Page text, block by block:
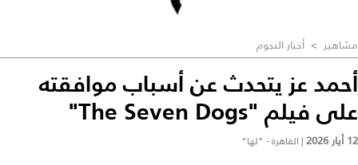
مشاهير > أخبار النجوم
أحمد عز يتحدث عن أسباب موافقته
على فيلم "The Seven Dogs"
12 أيار 2026 | القاهرة - "لها"